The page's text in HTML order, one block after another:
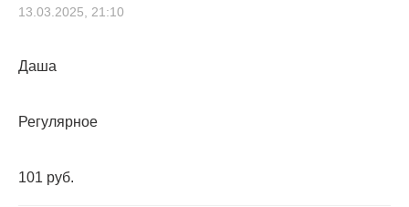
13.03.2025, 21:10
Даша
Регулярное
101 руб.